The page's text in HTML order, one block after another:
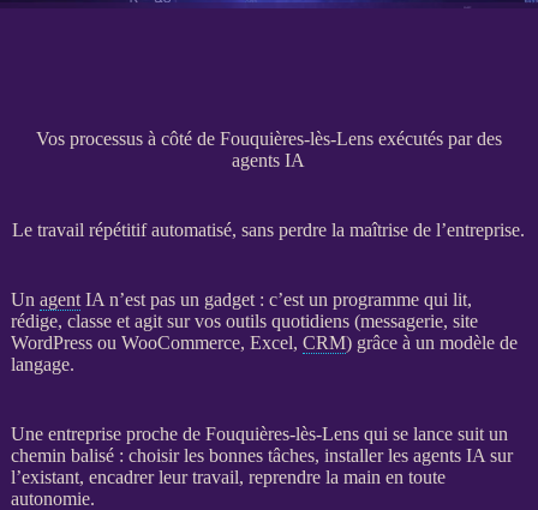
Vos processus à côté de Fouquières-lès-Lens exécutés par des
agents IA
Le travail répétitif automatisé, sans perdre la maîtrise de l’entreprise.
Un agent IA n’est pas un gadget : c’est un programme qui lit,
rédige, classe et agit sur vos outils quotidiens (messagerie, site
WordPressou WooCommerce, Excel, CRM) grâce à un modèle de
langage.
Une entreprise proche de Fouquières-lès-Lens qui se lance suit un
chemin balisé : choisir les bonnes tâches, installer les agents IA sur
l’existant, encadrer leur travail, reprendre la main en toute
autonomie.